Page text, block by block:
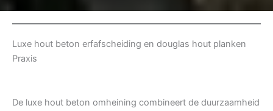
Luxe hout beton erfafscheiding en douglas hout planken
Praxis
De luxe hout beton omheining combineert de duurzaamheid